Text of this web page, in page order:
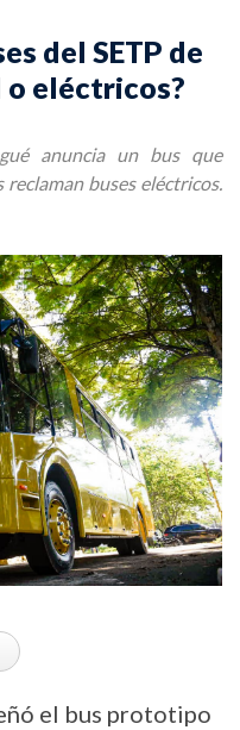
del SETP de
o eléctricos?
anuncia un bus que
buses eléctricos.
el bus prototipo